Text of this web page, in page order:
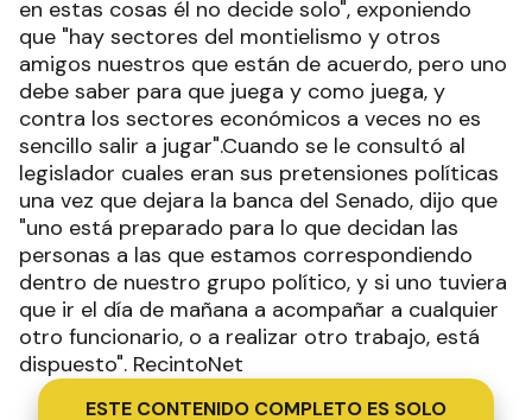
en estas cosas él no decide solo", exponiendo
que "hay sectores del montielismo y otros
amigos nuestros que están de acuerdo, pero uno
debe saber para que juega y como juega, y
contra los sectores económicos a veces no es
sencillo salir a jugar".Cuando se le consultó al
legislador cuales eran sus pretensiones políticas
una vez que dejara la banca del Senado, dijo que
"uno está preparado para lo que decidan las
personas a las que estamos correspondiendo
dentro de nuestro grupo político, y si uno tuviera
que ir el día de mañana a acompañar a cualquier
otro funcionario, o a realizar otro trabajo, está
dispuesto". RecintoNet
ESTE CONTENIDO COMPLETO ES SOLO